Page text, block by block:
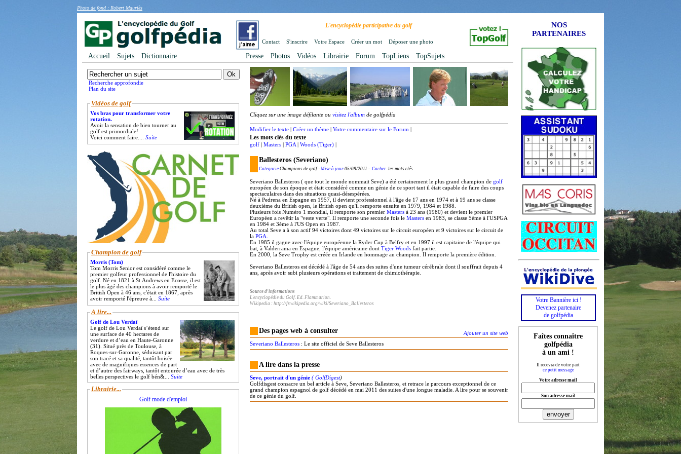
Photo de fond : Robert Mauriès
L'encyclopédie participative du golf
Contact S'inscrire Votre Espace Créer un mot Déposer une photo
Accueil Sujets Dictionnaire Presse Photos Vidéos Librairie Forum TopLiens TopSujets
Cliquez sur une image défilante ou visitez l'album de golfpédia
Modifier le texte | Créer un thème | Votre commentaire sur le Forum |
Les mots clés du texte
golf | Masters | PGA | Woods (Tiger) |
Ballesteros (Severiano)
Categorie Champions de golf - Mise à jour 05/08/2011 - Cacher les mots clés
Severiano Ballesteros ( que tout le monde nommait Seve) a été certainement le plus grand champion de golf
européen de son époque et était considéré comme un génie de ce sport tant il était capable de faire des coups
spectaculaires dans des situations quasi-désespérées.
Né à Pedrena en Espagne en 1957, il devient professionnel à l'âge de 17 ans en 1974 et à 19 ans se classe
deuxième du British open, le British open qu'il remporte ensuite en 1979, 1984 et 1988.
Plusieurs fois Numéro 1 mondial, il remporte son premier Masters à 23 ans (1980) et devient le premier
Européen a revêtir la "veste verte". Il remporte une seconde fois le Masters en 1983, se classe 5ème à l'USPGA
en 1984 et 3ème à l'US Open en 1987.
Au total Seve a à son actif 94 victoires dont 49 victoires sur le circuit européen et 9 victoires sur le circuit de
la PGA.
En 1985 il gagne avec l'équipe européenne la Ryder Cup à Belfry et en 1997 il est capitaine de l'équipe qui
bat, à Valderrama en Espagne, l'équipe américaine dont Tiger Woods fait partie.
En 2000, la Seve Trophy est créée en Irlande en hommage au champion. Il remporte la première édition.
Severiano Ballesteros est décédé à l'âge de 54 ans des suites d'une tumeur cérébrale dont il souffrait depuis 4
ans, après avoir subi plusieurs opérations et traitement de chimiothérapie.
Source d'informations
L'encyclopédie du Golf. Ed. Flammarion.
Wikipedia : http://fr.wikipedia.org/wiki/Severiano_Ballesteros
Ajouter un site web
Des pages web à consulter
Severiano Ballesteros : Le site officiel de Seve Ballesteros
A lire dans la presse
Seve, portrait d'un génie ( GolfDigest)
Golfdisgest consacre un bel article à Seve, Severiano Ballesteros, et retrace le parcours exceptionnel de ce
grand champion espagnol de golf décédé en mai 2011 des suites d'une longue maladie. A lire pour se souvenir
de ce génie du golf.
Recherche approfondie
Plan du site
Vidéos de golf
Vos bras pour transformer votre
rotation.
Avoir la sensation de bien tourner au
golf est primordiale!
Voici comment faire.... Suite
Champion de golf
Morris (Tom)
Tom Morris Senior est considéré comme le
premier golfeur professionnel de l'histoire du
golf. Né en 1821 à St Andrews en Ecosse, il est
le plus âgé des champions à avoir remporté le
British Open à 46 ans, c'était en 1867, après
avoir remporté l'épreuve à... Suite
A lire...
Golf de Lou Verdaï
Le golf de Lou Verdaï s’étend sur
une surface de 40 hectares de
verdure et d’eau en Haute-Garonne
(31). Situé près de Toulouse, à
Roques-sur-Garonne, séduisant par
son tracé et sa qualité, tantôt boisée
avec de magnifiques essences de part
et d’autre des fairways, tantôt entourée d’eau avec de très
belles perspectives le golf bén&... Suite
Librairie...
Golf mode d'emploi
NOS
PARTENAIRES
Votre Bannière ici !
Devenez partenaire
de golfpédia
Faîtes connaître
golfpédia
à un ami !
Il recevra de votre part
ce petit message
Votre adresse mail
Son adresse mail